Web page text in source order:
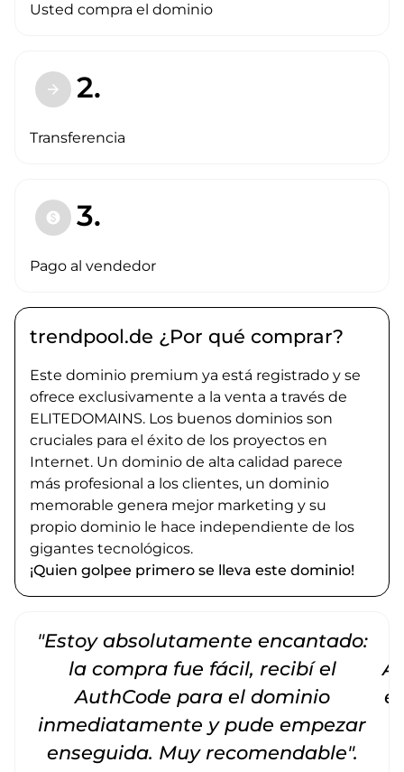
Usted compra el dominio
arrow_forward 2.
Transferencia
paid 3.
Pago al vendedor
trendpool.de ¿Por qué comprar?
Este dominio premium ya está registrado y se
ofrece exclusivamente a la venta a través de
ELITEDOMAINS. Los buenos dominios son
cruciales para el éxito de los proyectos en
Internet. Un dominio de alta calidad parece
más profesional a los clientes, un dominio
memorable genera mejor marketing y su
propio dominio le hace independiente de los
gigantes tecnológicos.
¡Quien golpee primero se lleva este dominio!
"Estoy absolutamente encantado:
la compra fue fácil, recibí el
AuthCode para el dominio
inmediatamente y pude empezar
enseguida. Muy recomendable".